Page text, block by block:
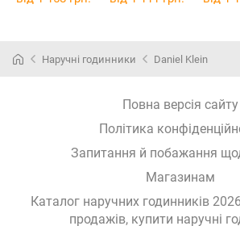
Наручні годинники Daniel Klein
Повна версія сайту
Політика
Запитання й побажання
Магазинам
Каталог наручних годинників
продажів, купити наручні